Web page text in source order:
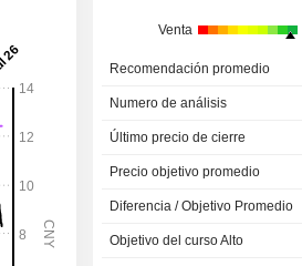
Venta
Recomendación promedio
Numero de análisis
Último precio de cierre
Precio objetivo promedio
Diferencia / Objetivo Promedio
Objetivo del curso Alto